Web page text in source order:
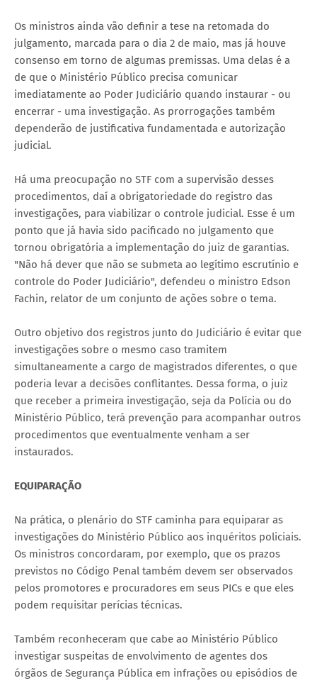
Os ministros ainda vão definir a tese na retomada do
julgamento, marcada para o dia 2 de maio, mas já houve
consenso em torno de algumas premissas. Uma delas é a
de que o Ministério Público precisa comunicar
imediatamente ao Poder Judiciário quando instaurar - ou
encerrar - uma investigação. As prorrogações também
dependerão de justificativa fundamentada e autorização
judicial.
Há uma preocupação no STF com a supervisão desses
procedimentos, daí a obrigatoriedade do registro das
investigações, para viabilizar o controle judicial. Esse é um
ponto que já havia sido pacificado no julgamento que
tornou obrigatória a implementação do juiz de garantias.
"Não há dever que não se submeta ao legítimo escrutínio e
controle do Poder Judiciário", defendeu o ministro Edson
Fachin, relator de um conjunto de ações sobre o tema.
Outro objetivo dos registros junto do Judiciário é evitar que
investigações sobre o mesmo caso tramitem
simultaneamente a cargo de magistrados diferentes, o que
poderia levar a decisões conflitantes. Dessa forma, o juiz
que receber a primeira investigação, seja da Polícia ou do
Ministério Público, terá prevenção para acompanhar outros
procedimentos que eventualmente venham a ser
instaurados.
EQUIPARAÇÃO
Na prática, o plenário do STF caminha para equiparar as
investigações do Ministério Público aos inquéritos policiais.
Os ministros concordaram, por exemplo, que os prazos
previstos no Código Penal também devem ser observados
pelos promotores e procuradores em seus PICs e que eles
podem requisitar perícias técnicas.
Também reconheceram que cabe ao Ministério Público
investigar suspeitas de envolvimento de agentes dos
órgãos de Segurança Pública em infrações ou episódios de